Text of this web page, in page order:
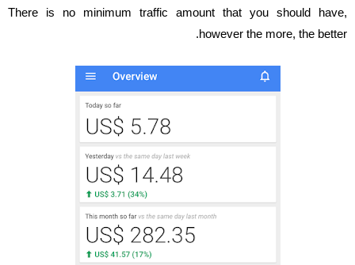
There is no minimum traffic amount that you should have,
however the more, the better.